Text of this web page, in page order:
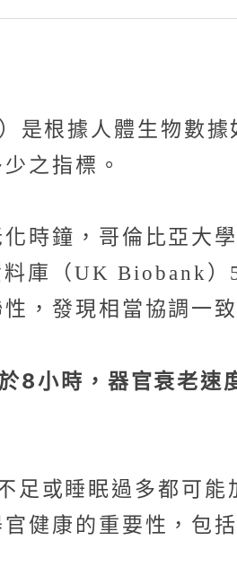
是根據人體生物數
之指標。
時鐘，哥倫比亞大
庫（UK Biobank
，發現相當協調一
8小時，器官衰老
足或睡眠過多都可
健康的重要性，包